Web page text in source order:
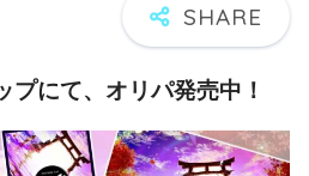
にて、オリパ発売中！